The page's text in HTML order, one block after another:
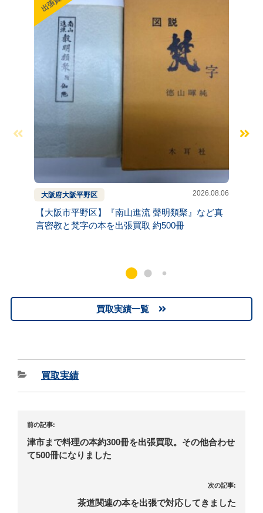
大阪府大阪平野区 2026.08.06
【大阪市平野区】『南山進流 聲明類聚』など真
言密教と梵字の本を出張買取 約500冊
買取実績一覧
買取実績
前の記事:
津市まで料理の本約300冊を出張買取。その他合わせ
て500冊になりました
次の記事:
茶道関連の本を出張で対応してきました